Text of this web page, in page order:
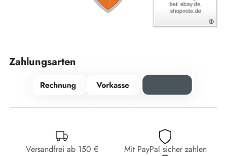
Zahlungsarten
Versandfrei ab 150 € Mit PayPal sicher zahlen